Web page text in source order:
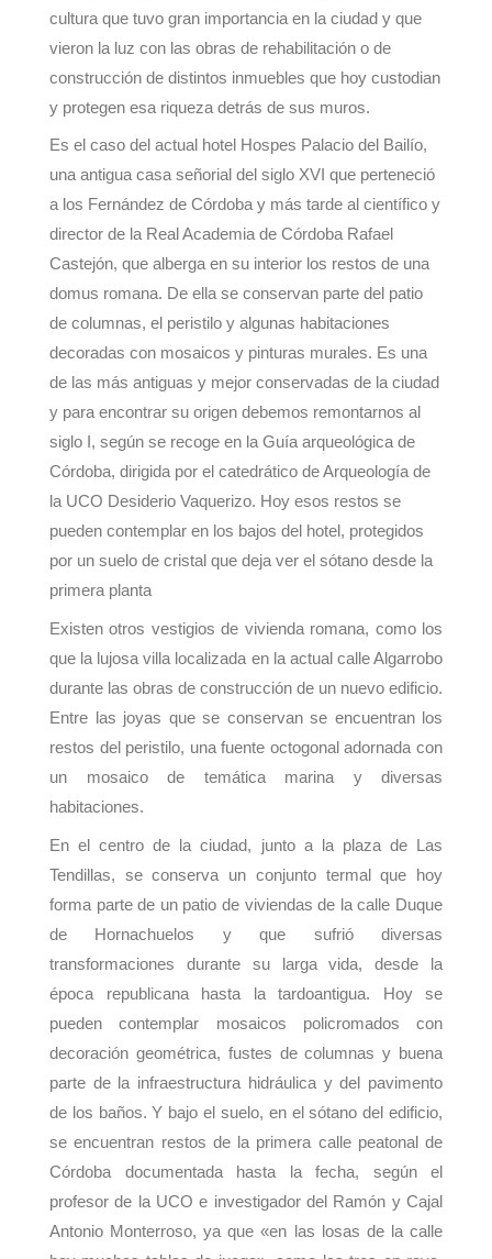
cultura que tuvo gran importancia en la ciudad y que
vieron la luz con las obras de rehabilitación o de
construcción de distintos inmuebles que hoy custodian
y protegen esa riqueza detrás de sus muros.
Es el caso del actual hotel Hospes Palacio del Bailío,
una antigua casa señorial del siglo XVI que perteneció
a los Fernández de Córdoba y más tarde al científico y
director de la Real Academia de Córdoba Rafael
Castejón, que alberga en su interior los restos de una
domus romana. De ella se conservan parte del patio
de columnas, el peristilo y algunas habitaciones
decoradas con mosaicos y pinturas murales. Es una
de las más antiguas y mejor conservadas de la ciudad
y para encontrar su origen debemos remontarnos al
siglo I, según se recoge en la Guía arqueológica de
Córdoba, dirigida por el catedrático de Arqueología de
la UCO Desiderio Vaquerizo. Hoy esos restos se
pueden contemplar en los bajos del hotel, protegidos
por un suelo de cristal que deja ver el sótano desde la
primera planta
Existen otros vestigios de vivienda romana, como los
que la lujosa villa localizada en la actual calle Algarrobo
durante las obras de construcción de un nuevo edificio.
Entre las joyas que se conservan se encuentran los
restos del peristilo, una fuente octogonal adornada con
un mosaico de temática marina y diversas
habitaciones.
En el centro de la ciudad, junto a la plaza de Las
Tendillas, se conserva un conjunto termal que hoy
forma parte de un patio de viviendas de la calle Duque
de Hornachuelos y que sufrió diversas
transformaciones durante su larga vida, desde la
época republicana hasta la tardoantigua. Hoy se
pueden contemplar mosaicos policromados con
decoración geométrica, fustes de columnas y buena
parte de la infraestructura hidráulica y del pavimento
de los baños. Y bajo el suelo, en el sótano del edificio,
se encuentran restos de la primera calle peatonal de
Córdoba documentada hasta la fecha, según el
profesor de la UCO e investigador del Ramón y Cajal
Antonio Monterroso, ya que «en las losas de la calle